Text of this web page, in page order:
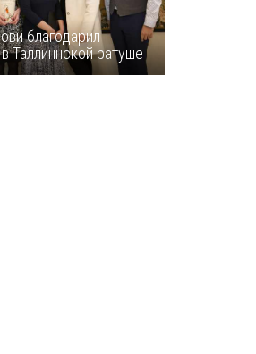
благодарил
Таллиннской ратуше